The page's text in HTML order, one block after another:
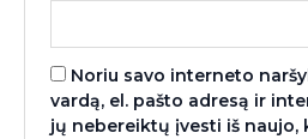
Noriu savo interneto
vardą, el. pašto adresą ir
jų nebereiktų įvesti iš naujo,